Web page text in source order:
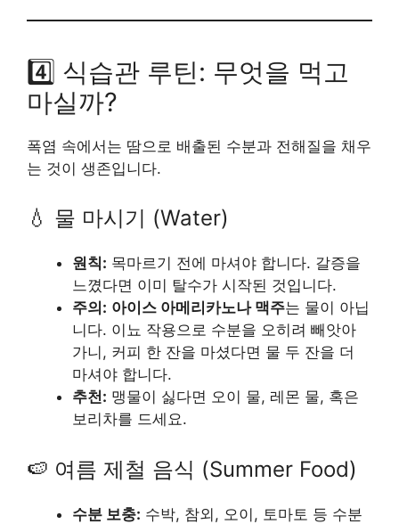
4️⃣ 식습관 루틴: 무엇을 먹고
마실까?
폭염 속에서는 땀으로 배출된 수분과 전해질을 채우
는 것이 생존입니다.
💧 물 마시기 (Water)
원칙: 목마르기 전에 마셔야 합니다. 갈증을
느꼈다면 이미 탈수가 시작된 것입니다.
주의: 아이스 아메리카노나 맥주는 물이 아닙
니다. 이뇨 작용으로 수분을 오히려 빼앗아
가니, 커피 한 잔을 마셨다면 물 두 잔을 더
마셔야 합니다.
추천: 맹물이 싫다면 오이 물, 레몬 물, 혹은
보리차를 드세요.
🍉 여름 제철 음식 (Summer Food)
수분 보충: 수박, 참외, 오이, 토마토 등 수분